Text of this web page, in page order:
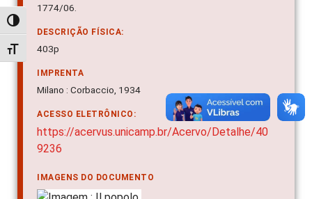
Alternar alto contraste
Alternar tamanho da fonte
1774/06.
DESCRIÇÃO FÍSICA:
403p
IMPRENTA
Milano : Corbaccio, 1934
ACESSO ELETRÔNICO:
https://acervus.unicamp.br/Acervo/Detalhe/40
9236
IMAGENS DO DOCUMENTO